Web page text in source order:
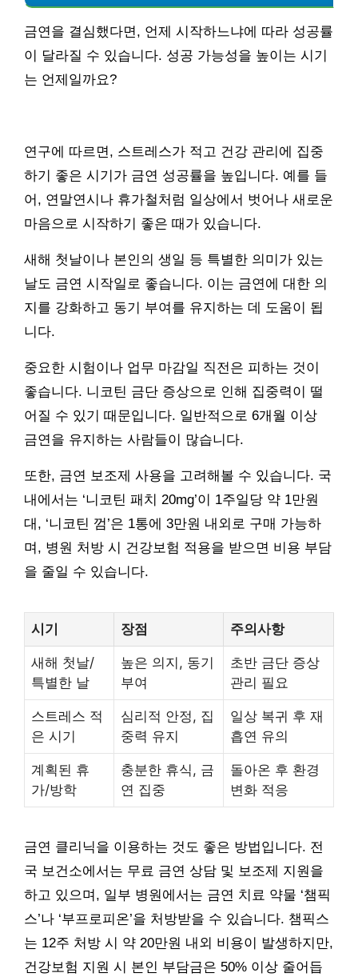
금연을 결심했다면, 언제 시작하느냐에 따라 성공률
이 달라질 수 있습니다. 성공 가능성을 높이는 시기
는 언제일까요?
연구에 따르면, 스트레스가 적고 건강 관리에 집중
하기 좋은 시기가 금연 성공률을 높입니다. 예를 들
어, 연말연시나 휴가철처럼 일상에서 벗어나 새로운
마음으로 시작하기 좋은 때가 있습니다.
새해 첫날이나 본인의 생일 등 특별한 의미가 있는
날도 금연 시작일로 좋습니다. 이는 금연에 대한 의
지를 강화하고 동기 부여를 유지하는 데 도움이 됩
니다.
중요한 시험이나 업무 마감일 직전은 피하는 것이
좋습니다. 니코틴 금단 증상으로 인해 집중력이 떨
어질 수 있기 때문입니다. 일반적으로 6개월 이상
금연을 유지하는 사람들이 많습니다.
또한, 금연 보조제 사용을 고려해볼 수 있습니다. 국
내에서는 ‘니코틴 패치 20mg’이 1주일당 약 1만원
대, ‘니코틴 껌’은 1통에 3만원 내외로 구매 가능하
며, 병원 처방 시 건강보험 적용을 받으면 비용 부담
을 줄일 수 있습니다.
시기 장점 주의사항
새해 첫날/
특별한 날
높은 의지, 동기
부여
초반 금단 증상
관리 필요
스트레스 적
은 시기
심리적 안정, 집
중력 유지
일상 복귀 후 재
흡연 유의
계획된 휴
가/방학
충분한 휴식, 금
연 집중
돌아온 후 환경
변화 적응
금연 클리닉을 이용하는 것도 좋은 방법입니다. 전
국 보건소에서는 무료 금연 상담 및 보조제 지원을
하고 있으며, 일부 병원에서는 금연 치료 약물 ‘챔픽
스’나 ‘부프로피온’을 처방받을 수 있습니다. 챔픽스
는 12주 처방 시 약 20만원 내외 비용이 발생하지만,
건강보험 지원 시 본인 부담금은 50% 이상 줄어듭